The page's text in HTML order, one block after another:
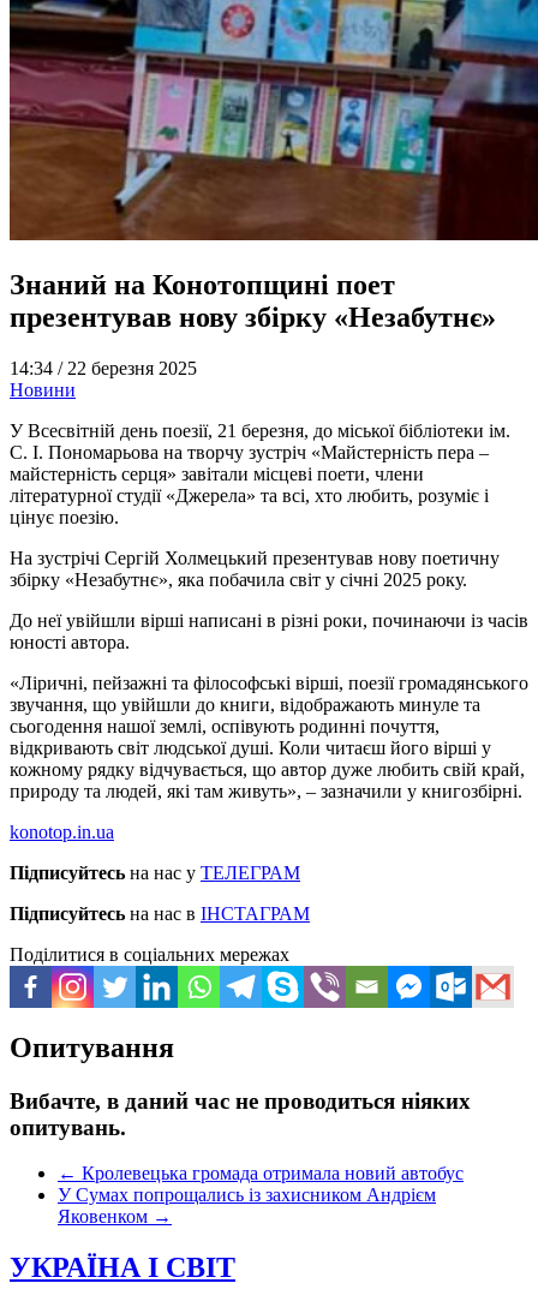
Знаний на Конотопщині поет
презентував нову збірку «Незабутнє»
14:34 / 22 березня 2025
Новини
У Всесвітній день поезії, 21 березня, до міської бібліотеки ім.
С. І. Пономарьова на творчу зустріч «Майстерність пера –
майстерність серця» завітали місцеві поети, члени
літературної студії «Джерела» та всі, хто любить, розуміє і
цінує поезію.
На зустрічі Сергій Холмецький презентував нову поетичну
збірку «Незабутнє», яка побачила світ у січні 2025 року.
До неї увійшли вірші написані в різні роки, починаючи із часів
юності автора.
«Ліричні, пейзажні та філософські вірші, поезії громадянського
звучання, що увійшли до книги, відображають минуле та
сьогодення нашої землі, оспівують родинні почуття,
відкривають світ людської душі. Коли читаєш його вірші у
кожному рядку відчувається, що автор дуже любить свій край,
природу та людей, які там живуть», – зазначили у книгозбірні.
konotop.in.ua
Підписуйтесь на нас у ТЕЛЕГРАМ
Підписуйтесь на нас в ІНСТАГРАМ
Поділитися в соціальних мережах
Опитування
Вибачте, в даний час не проводиться ніяких
опитувань.
← Кролевецька громада отримала новий автобус
У Сумах попрощались із захисником Андрієм
Яковенком →
УКРАЇНА І СВІТ